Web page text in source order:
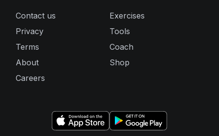
Contact us
Privacy
Terms
About
Careers
Exercises
Tools
Coach
Shop